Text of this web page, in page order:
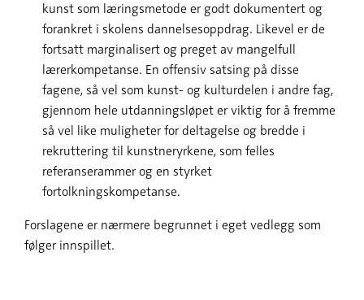
kunst som læringsmetode er godt dokumentert og
forankret i skolens dannelsesoppdrag. Likevel er de
fortsatt marginalisert og preget av mangelfull
lærerkompetanse. En offensiv satsing på disse
fagene, så vel som kunst- og kulturdelen i andre fag,
gjennom hele utdanningsløpet er viktig for å fremme
så vel like muligheter for deltagelse og bredde i
rekruttering til kunstneryrkene, som felles
referanserammer og en styrket
fortolkningskompetanse.
Forslagene er nærmere begrunnet i eget vedlegg som
følger innspillet.